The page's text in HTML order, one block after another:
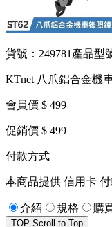
貨號：249781 產品型
KTnet 八爪鋁合金機
會員價 $ 499
促銷價 $ 499
付款方式
本商品提供 信用卡
介紹 規格 購
TOP Scroll to Top